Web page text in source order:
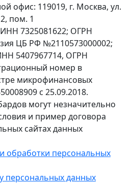
офис: 119019, г. Москва, ул.
пом. 1
7325081622; ОГРН
ЦБ РФ №2110573000002;
5407967714, ОГРН
номер в
микрофинансовых
с 25.09.2018.
могут незначительно
и пример договора
сайтах данных
обработки персональных
персональных данных